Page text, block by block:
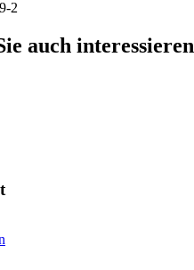
2
auch interessieren